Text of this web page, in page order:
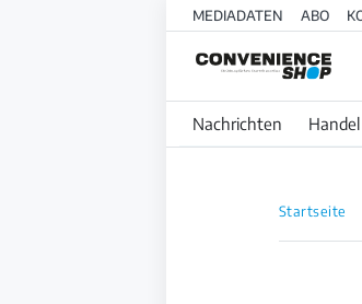
MEDIADATEN ABO
Nachrichten Handel
Startseite